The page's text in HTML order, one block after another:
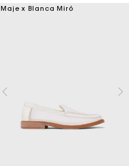
Maje x Blanca Miró